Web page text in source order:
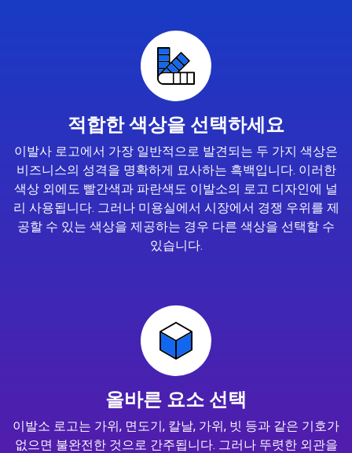
적합한 색상을 선택하세요
이발사 로고에서 가장 일반적으로 발견되는 두 가지 색상은
비즈니스의 성격을 명확하게 묘사하는 흑백입니다. 이러한
색상 외에도 빨간색과 파란색도 이발소의 로고 디자인에 널
리 사용됩니다. 그러나 미용실에서 시장에서 경쟁 우위를 제
공할 수 있는 색상을 제공하는 경우 다른 색상을 선택할 수
있습니다.
올바른 요소 선택
이발소 로고는 가위, 면도기, 칼날, 가위, 빗 등과 같은 기호가
없으면 불완전한 것으로 간주됩니다. 그러나 뚜렷한 외관을